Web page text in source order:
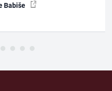
Babiše